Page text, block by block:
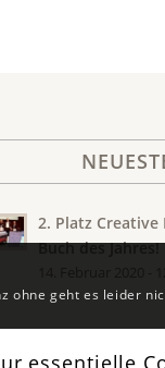
2. Platz Creative
Buch des Jahres!
ohne geht es leider
essentielle